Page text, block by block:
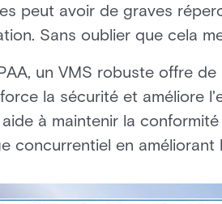
peut avoir de graves
Sans oublier que cela
un VMS robuste offre
la sécurité et améliore
à maintenir la
concurrentiel en